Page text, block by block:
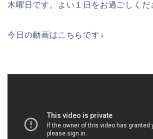
木曜日です。よい１日をお過ごしくだ
今日の動画はこちらです↓